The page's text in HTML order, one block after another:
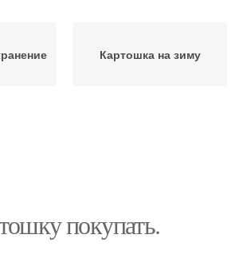
Картошка на зиму
покупать.